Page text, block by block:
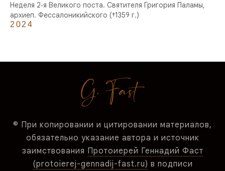
Неделя 2‑я Великого поста. Святителя Григория Паламы,
архиеп. Фессалоникийского (†1359 г.)
2024
© При копировании и цитировании материалов,
обязательно указание автора и источник
заимствования Протоиерей Геннадий Фаст
(protoierej-gennadij-fast.ru) в подписи